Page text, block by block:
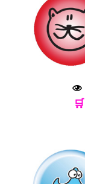
🛒